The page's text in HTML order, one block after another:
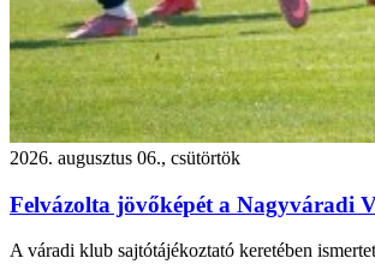
2026. augusztus 06., csütörtök
Felvázolta jövőképét a Nagyváradi
A váradi klub sajtótájékoztató keretében